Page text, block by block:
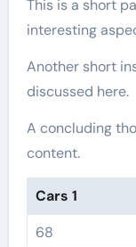
This is a short
interesting
Another short
discussed here.
A concluding
content.
Cars 1
68